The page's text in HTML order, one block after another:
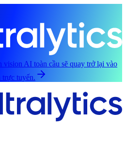
vision AI toàn cầu sẽ quay trở lại vào
trực tuyến.